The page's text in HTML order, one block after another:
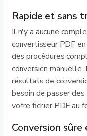
Rapide et sans
Il n'y a aucune
convertisseur PDF
des procédures
conversion
résultats de
besoin de passer
votre fichier PDF au
Conversion sûre